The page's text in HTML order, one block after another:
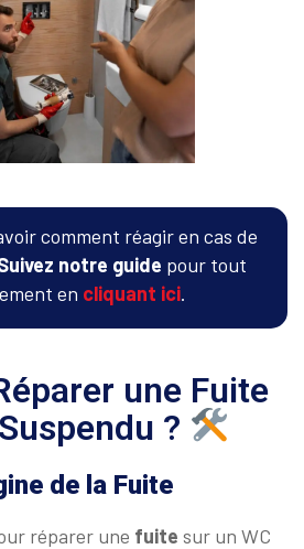
comment réagir en cas de
notre guide pour tout
en cliquant ici.
une Fuite
?
de la Fuite
réparer une fuite sur un WC